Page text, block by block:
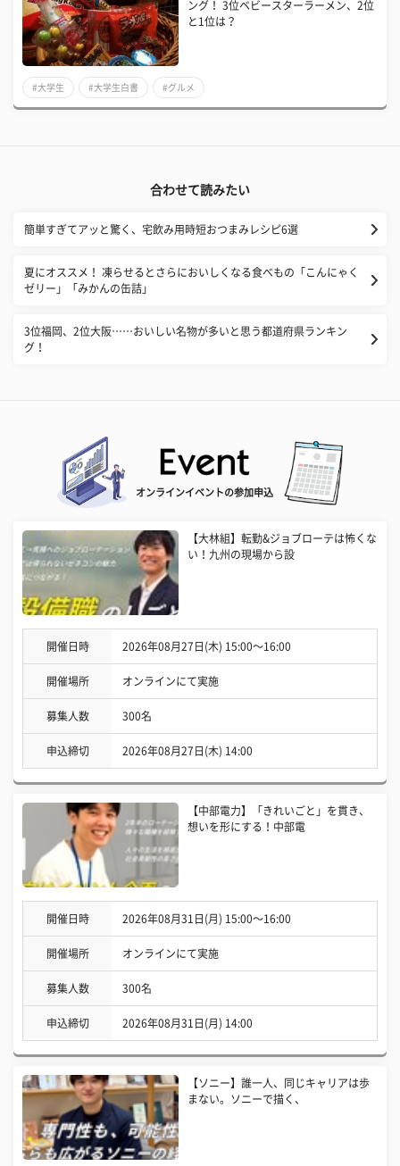
ング！ 3位ベビースターラーメン、2位
と1位は？
#大学生 #大学生白書 #グルメ
合わせて読みたい
簡単すぎてアッと驚く、宅飲み用時短おつまみレシピ6選
夏にオススメ！ 凍らせるとさらにおいしくなる食べもの「こんにゃく
ゼリー」「みかんの缶詰」
3位福岡、2位大阪……おいしい名物が多いと思う都道府県ランキン
グ！
オンラインイベントの参加申込
【大林組】転勤&ジョブローテは怖くな
い！九州の現場から設
開催日時 2026年08月27日(木) 15:00〜16:00
開催場所 オンラインにて実施
募集人数 300名
申込締切 2026年08月27日(木) 14:00
【中部電力】「きれいごと」を貫き、
想いを形にする！中部電
開催日時 2026年08月31日(月) 15:00〜16:00
開催場所 オンラインにて実施
募集人数 300名
申込締切 2026年08月31日(月) 14:00
【ソニー】誰一人、同じキャリアは歩
まない。ソニーで描く、